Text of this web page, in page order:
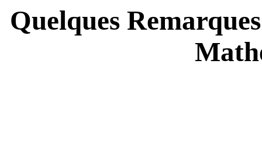
Quelques